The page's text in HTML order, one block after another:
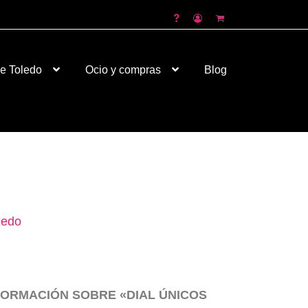
Toledo Ocio y compras Blog
SOBRE «DIAL ÚNICOS